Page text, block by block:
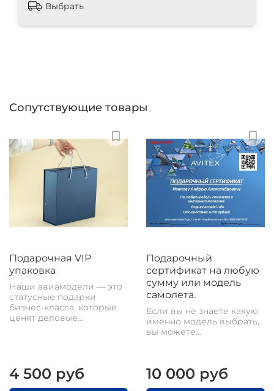
Выбрать
Сопутствующие товары
Подарочная VIP
упаковка
Наши авиамодели — это
статусные подарки
бизнес-класса, которые
ценят деловые...
4 500 руб
Подарочный
сертификат на любую
сумму или модель
самолета.
Если вы не знаете какую
именно модель выбрать,
вы можете...
10 000 руб